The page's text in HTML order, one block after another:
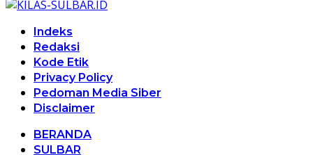
Indeks
Redaksi
Kode Etik
Privacy Policy
Pedoman Media Siber
Disclaimer
BERANDA
SULBAR